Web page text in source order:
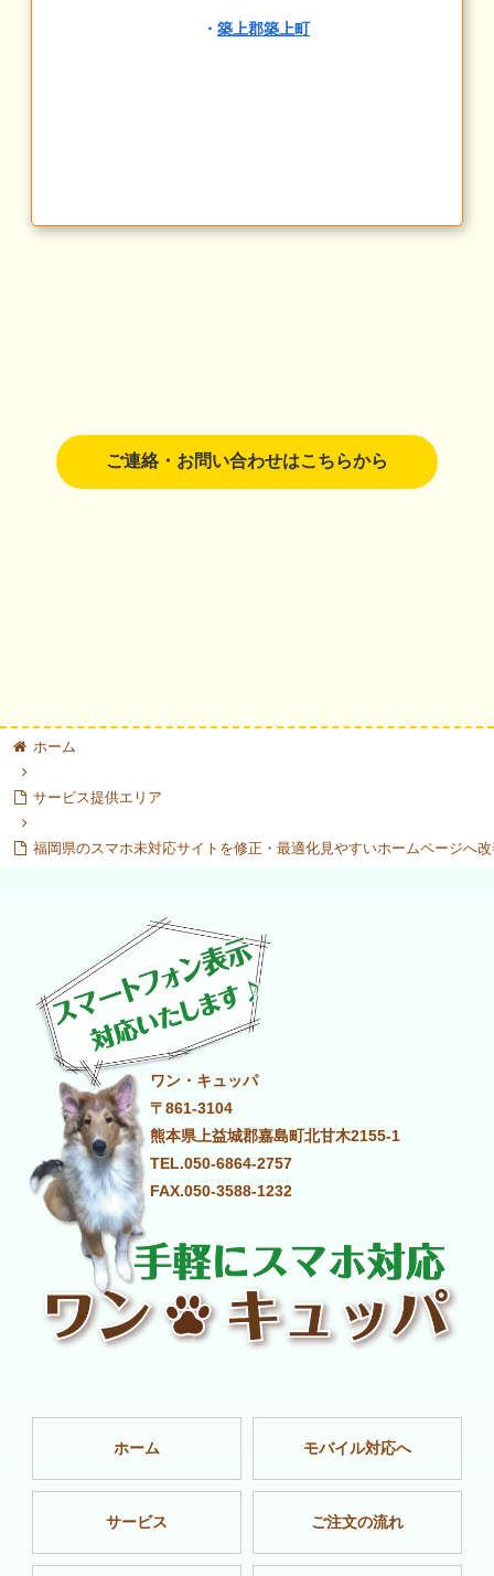
・ 築上郡築上町
ご連絡・お問い合わせはこちらから
ホーム
サービス提供エリア
福岡県のスマホ未対応サイトを修正・最適化見やすいホームページへ
ワン・キュッパ
〒861-3104
熊本県上益城郡嘉島町北甘木2155-1
TEL.050-6864-2757
FAX.050-3588-1232
ホーム モバイル対応へ
サービス ご注文の流れ